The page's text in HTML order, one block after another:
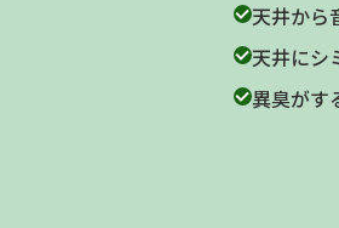
天井から
天井にシ
異臭がす